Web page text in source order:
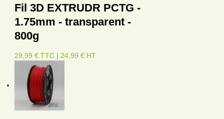
Fil 3D EXTRUDR PCTG -
1.75mm - transparent -
800g
29,99 € TTC | 24,99 € HT